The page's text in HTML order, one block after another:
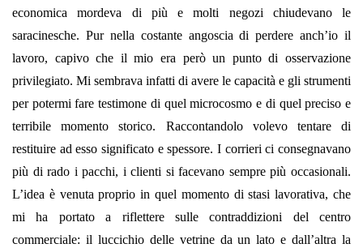
economica mordeva di più e molti negozi chiudevano le
saracinesche. Pur nella costante angoscia di perdere anch’io il
lavoro, capivo che il mio era però un punto di osservazione
privilegiato. Mi sembrava infatti di avere le capacità e gli strumenti
per potermi fare testimone di quel microcosmo e di quel preciso e
terribile momento storico. Raccontandolo volevo tentare di
restituire ad esso significato e spessore. I corrieri ci consegnavano
più di rado i pacchi, i clienti si facevano sempre più occasionali.
L’idea è venuta proprio in quel momento di stasi lavorativa, che
mi ha portato a riflettere sulle contraddizioni del centro
commerciale: il luccichio delle vetrine da un lato e dall’altra la